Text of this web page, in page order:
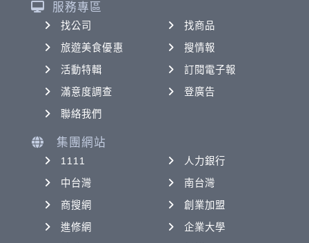
服務專區
找公司
找商品
旅遊美食優惠
搜情報
活動特輯
訂閱電子報
滿意度調查
登廣告
聯絡我們
集團網站
1111
人力銀行
中台灣
南台灣
商搜網
創業加盟
進修網
企業大學